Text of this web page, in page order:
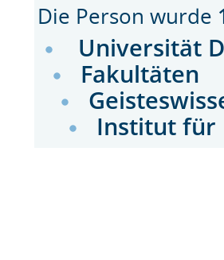
Die Person wurde
Universität
Fakultäten
Institut für